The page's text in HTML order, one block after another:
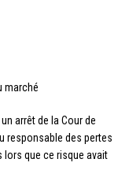
marché
arrêt de la Cour de
responsable des pertes
lors que ce risque avait